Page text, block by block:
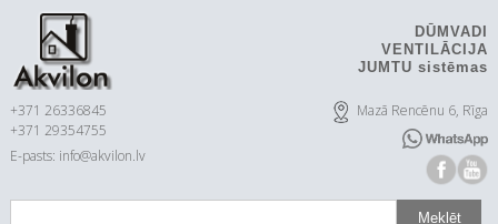
DŪMVADI
VENTILĀCIJA
JUMTU sistēmas
+371 26336845
+371 29354755
E-pasts: info@akvilon.lv
Mazā Rencēnu 6, Rīga